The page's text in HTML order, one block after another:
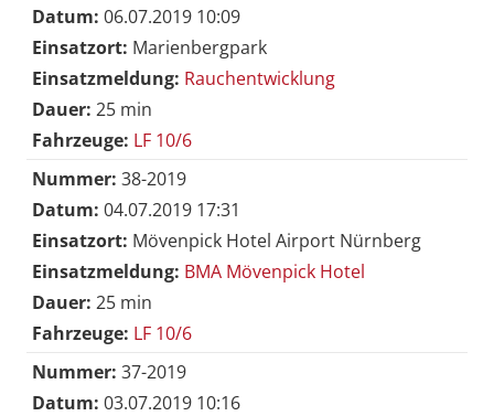
Datum: 06.07.2019 10:09
Einsatzort: Marienbergpark
Einsatzmeldung: Rauchentwicklung
Dauer: 25 min
Fahrzeuge: LF 10/6
Nummer: 38-2019
Datum: 04.07.2019 17:31
Einsatzort: Mövenpick Hotel Airport Nürnberg
Einsatzmeldung: BMA Mövenpick Hotel
Dauer: 25 min
Fahrzeuge: LF 10/6
Nummer: 37-2019
Datum: 03.07.2019 10:16